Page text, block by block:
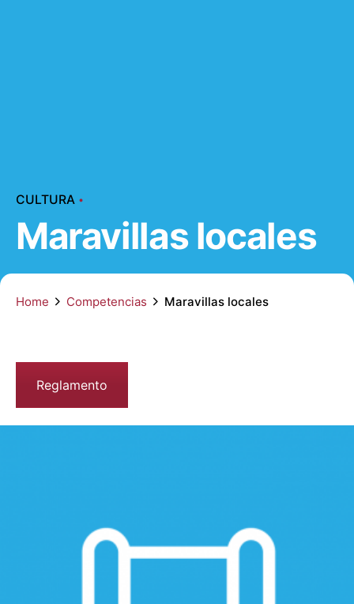
CULTURA
Maravillas locales
Home Competencias Maravillas locales
Reglamento